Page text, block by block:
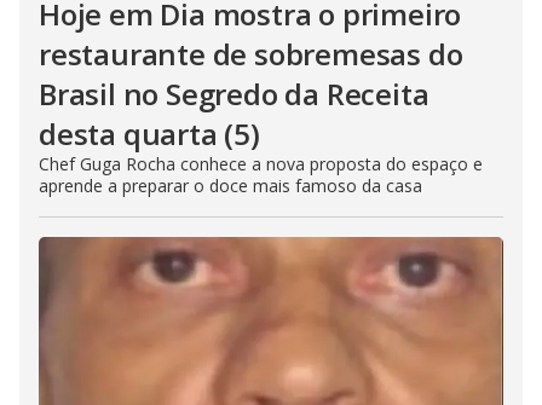
Hoje em Dia mostra o primeiro
restaurante de sobremesas do
Brasil no Segredo da Receita
desta quarta (5)
Chef Guga Rocha conhece a nova proposta do espaço e
aprende a preparar o doce mais famoso da casa